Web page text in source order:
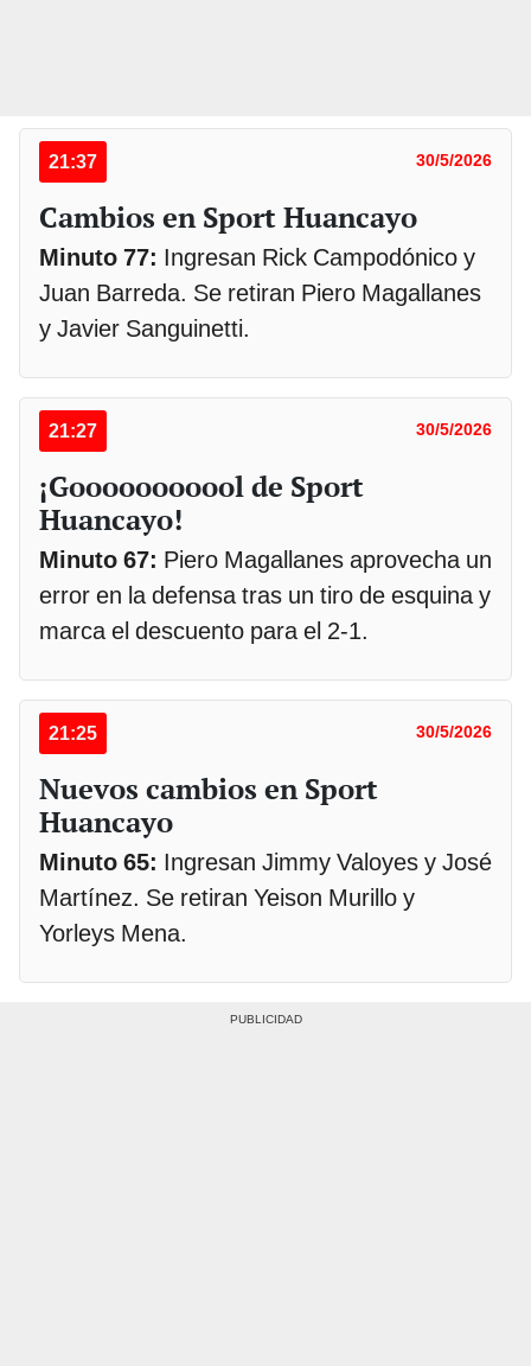
21:37 30/5/2026
Cambios en Sport Huancayo
Minuto 77: Ingresan Rick Campodónico y
Juan Barreda. Se retiran Piero Magallanes
y Javier Sanguinetti.
21:27 30/5/2026
¡Gooooooooool de Sport
Huancayo!
Minuto 67: Piero Magallanes aprovecha un
error en la defensa tras un tiro de esquina y
marca el descuento para el 2-1.
21:25 30/5/2026
Nuevos cambios en Sport
Huancayo
Minuto 65: Ingresan Jimmy Valoyes y José
Martínez. Se retiran Yeison Murillo y
Yorleys Mena.